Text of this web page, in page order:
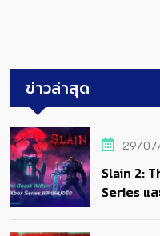
ข่าวล่าสุด
29/
Slain 2:
Series แ